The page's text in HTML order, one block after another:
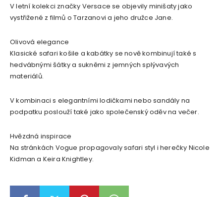
V letní kolekci značky Versace se objevily minišaty jako
vystřižené z filmů o Tarzanovi a jeho družce Jane.
Olivová elegance
Klasické safari košile a kabátky se nově kombinují také s
hedvábnými šátky a sukněmi z jemných splývavých
materiálů.
V kombinaci s elegantními lodičkami nebo sandály na
podpatku poslouží také jako společenský oděv na večer.
Hvězdná inspirace
Na stránkách Vogue propagovaly safari styl i herečky Nicole
Kidman a Keira Knightley.